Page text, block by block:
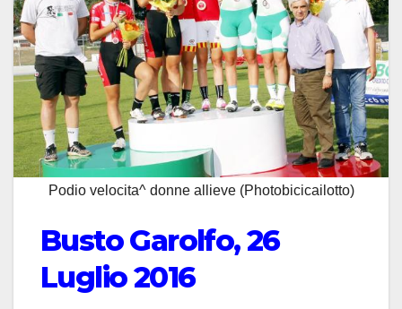
Podio velocita^ donne allieve (Photobicicailotto)
Busto Garolfo, 26
Luglio 2016